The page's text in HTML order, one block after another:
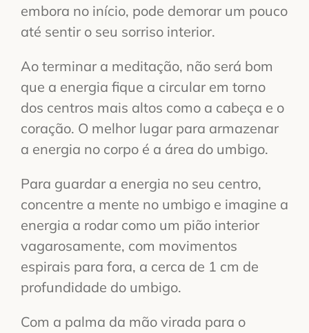
embora no início, pode demorar um pouco
até sentir o seu sorriso interior.
Ao terminar a meditação, não será bom
que a energia fique a circular em torno
dos centros mais altos como a cabeça e o
coração. O melhor lugar para armazenar
a energia no corpo é a área do umbigo.
Para guardar a energia no seu centro,
concentre a mente no umbigo e imagine a
energia a rodar como um pião interior
vagarosamente, com movimentos
espirais para fora, a cerca de 1 cm de
profundidade do umbigo.
Com a palma da mão virada para o